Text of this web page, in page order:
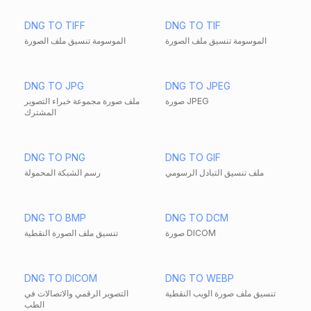
DNG TO TIFF
الموسومة تنسيق ملف الصورة
DNG TO TIF
الموسومة تنسيق ملف الصورة
DNG TO JPG
ملف صورة مجموعة خبراء التصوير
المشترك
DNG TO JPEG
صورة JPEG
DNG TO PNG
رسم الشبكة المحمولة
DNG TO GIF
ملف تنسيق التبادل الرسومي
DNG TO BMP
تنسيق ملف الصورة النقطية
DNG TO DCM
صورة DICOM
DNG TO DICOM
التصوير الرقمي والاتصالات في
الطب
DNG TO WEBP
تنسيق ملف صورة الويب النقطية